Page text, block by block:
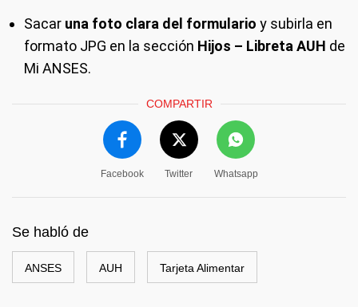
Sacar una foto clara del formulario y subirla en
formato JPG en la sección Hijos – Libreta AUH de
Mi ANSES.
COMPARTIR
Facebook Twitter Whatsapp
Se habló de
ANSES AUH Tarjeta Alimentar